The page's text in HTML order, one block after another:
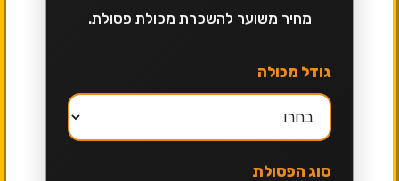
מחיר משוער להשכרת מכולת פסולת.
גודל מכולה
סוג הפסולת